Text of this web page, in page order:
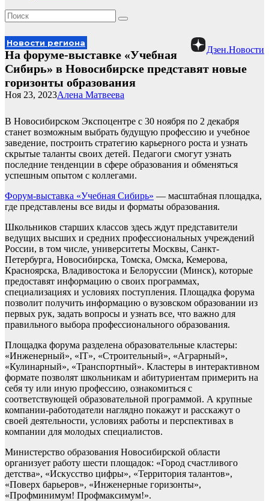
Дзен.Новости
Новости региона
На форуме-выставке «Учебная
Сибирь» в Новосибирске представят новые
горизонты образования
Алена Матвеева
Ноя 23, 2023
В Новосибирском Экспоцентре с 30 ноября по 2 декабря
станет возможным выбрать будущую профессию и учебное
заведение, построить стратегию карьерного роста и узнать
скрытые таланты своих детей. Педагоги смогут узнать
последние тенденции в сфере образования и обменяться
успешным опытом с коллегами.
Форум-выставка «Учебная Сибирь» — масштабная площадка,
где представлены все виды и форматы образования.
Школьников старших классов здесь ждут представители
ведущих высших и средних профессиональных учреждений
России, в том числе, университеты Москвы, Санкт-
Петербурга, Новосибирска, Томска, Омска, Кемерова,
Красноярска, Владивостока и Белоруссии (Минск), которые
предоставят информацию о своих программах,
специализациях и условиях поступления. Площадка форума
позволит получить информацию о вузовском образовании из
первых рук, задать вопросы и узнать все, что важно для
правильного выбора профессионального образования.
Площадка форума разделена образовательные кластеры:
«Инженерный», «IT», «Строительный», «Аграрный»,
«Кулинарный», «Транспортный». Кластеры в интерактивном
формате позволят школьникам и абитуриентам примерить на
себя ту или иную профессию, ознакомиться с
соответствующей образовательной программой. А крупные
компании-работодатели наглядно покажут и расскажут о
своей деятельности, условиях работы и перспективах в
компании для молодых специалистов.
Министерство образования Новосибирской области
организует работу шести площадок: «Город счастливого
детства», «Искусство цифры», «Территория талантов»,
«Поверх барьеров», «Инженерные горизонты»,
«Профминимум! Профмаксимум!».